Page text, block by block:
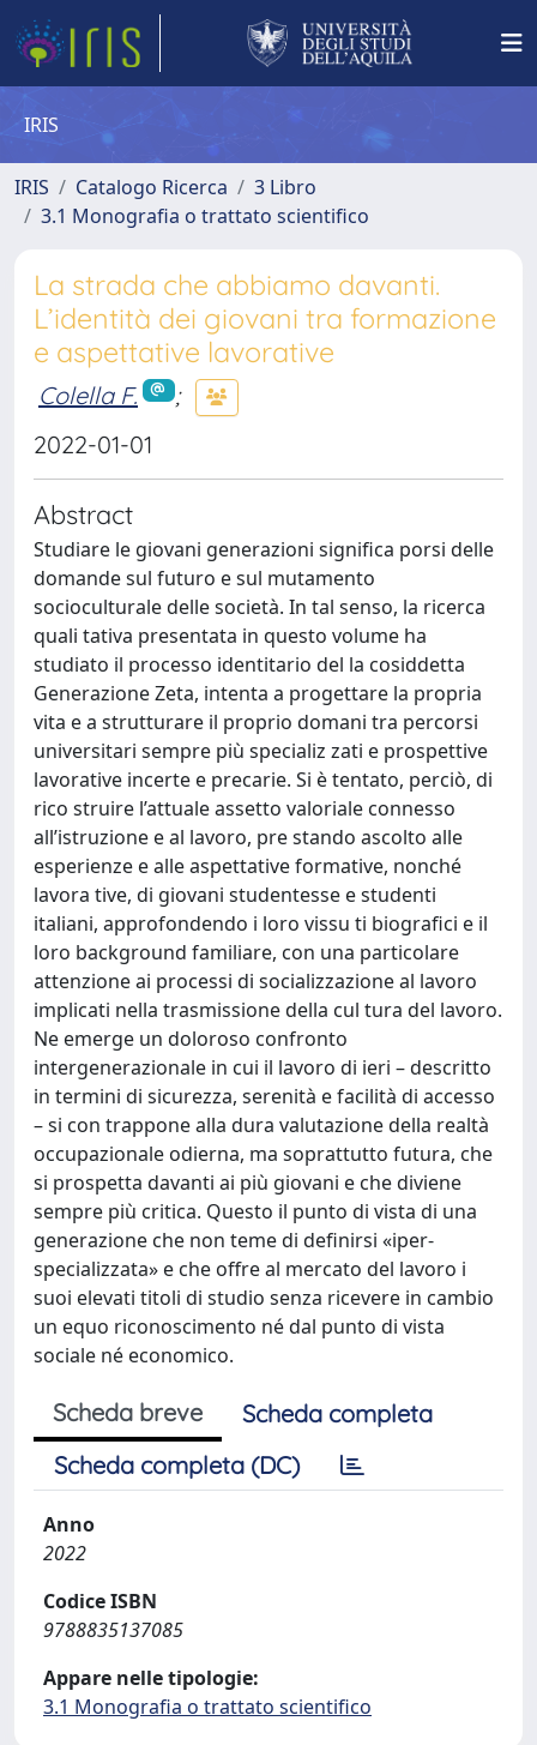
IRIS
IRIS Catalogo Ricerca
3 Libro
3.1 Monografia o trattato scientifico
La strada che abbiamo davanti.
L’identità dei giovani tra formazione
e aspettative lavorative
Colella F.
;
2022-01-01
Abstract
Studiare le giovani generazioni significa porsi delle
domande sul futuro e sul mutamento
socioculturale delle società. In tal senso, la ricerca
quali tativa presentata in questo volume ha
studiato il processo identitario del la cosiddetta
Generazione Zeta, intenta a progettare la propria
vita e a strutturare il proprio domani tra percorsi
universitari sempre più specializ zati e prospettive
lavorative incerte e precarie. Si è tentato, perciò, di
rico struire l’attuale assetto valoriale connesso
all’istruzione e al lavoro, pre stando ascolto alle
esperienze e alle aspettative formative, nonché
lavora tive, di giovani studentesse e studenti
italiani, approfondendo i loro vissu ti biografici e il
loro background familiare, con una particolare
attenzione ai processi di socializzazione al lavoro
implicati nella trasmissione della cul tura del lavoro.
Ne emerge un doloroso confronto
intergenerazionale in cui il lavoro di ieri – descritto
in termini di sicurezza, serenità e facilità di accesso
– si con trappone alla dura valutazione della realtà
occupazionale odierna, ma soprattutto futura, che
si prospetta davanti ai più giovani e che diviene
sempre più critica. Questo il punto di vista di una
generazione che non teme di definirsi «iper-
specializzata» e che offre al mercato del lavoro i
suoi elevati titoli di studio senza ricevere in cambio
un equo riconoscimento né dal punto di vista
sociale né economico.
Scheda breve
Scheda completa
Scheda completa (DC)
Anno
2022
Codice ISBN
9788835137085
Appare nelle tipologie:
3.1 Monografia o trattato scientifico